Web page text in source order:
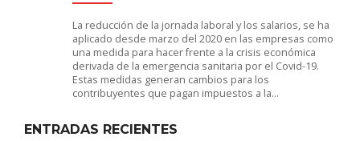
La reducción de la jornada laboral y los salarios, se ha
aplicado desde marzo del 2020 en las empresas como
una medida para hacer frente a la crisis económica
derivada de la emergencia sanitaria por el Covid-19.
Estas medidas generan cambios para los
contribuyentes que pagan impuestos a la…
ENTRADAS RECIENTES